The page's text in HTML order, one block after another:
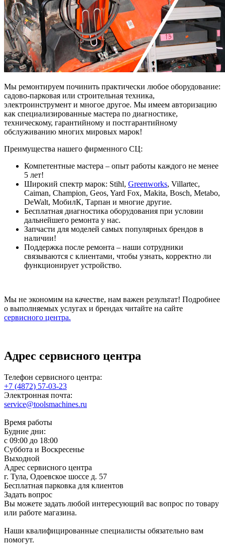
Мы ремонтируем починить практически любое оборудование:
садово-парковая или строительная техника,
электроинструмент и многое другое. Мы имеем авторизацию
как специализированные мастера по диагностике,
техническому, гарантийному и постгарантийному
обслуживанию многих мировых марок!
Преимущества нашего фирменного СЦ:
Компетентные мастера – опыт работы каждого не менее
5 лет!
Широкий спектр марок: Stihl, Greenworks, Villartec,
Caiman, Champion, Geos, Yard Fox, Makita, Bosch, Metabo,
DeWalt, МобилК, Тарпан и многие другие.
Бесплатная диагностика оборудования при условии
дальнейшего ремонта у нас.
Запчасти для моделей самых популярных брендов в
наличии!
Поддержка после ремонта – наши сотрудники
связываются с клиентами, чтобы узнать, корректно ли
функционирует устройство.
Мы не экономим на качестве, нам важен результат! Подробнее
о выполняемых услугах и брендах читайте на сайте
сервисного центра.
Адрес сервисного центра
Телефон сервисного центра:
+7 (4872) 57-03-23
Электронная почта:
service@toolsmachines.ru
Время работы
Будние дни:
c 09:00 до 18:00
Суббота и Воскресенье
Выходной
Адрес сервисного центра
г. Тула, Одоевское шоссе д. 57
Бесплатная парковка для клиентов
Задать вопрос
Вы можете задать любой интересующий вас вопрос по товару
или работе магазина.
Наши квалифицированные специалисты обязательно вам
помогут.